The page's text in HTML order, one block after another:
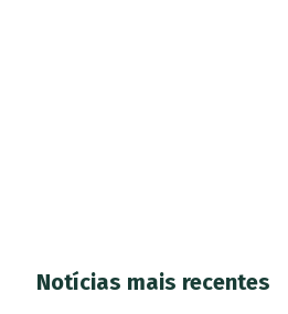
Notícias mais recentes